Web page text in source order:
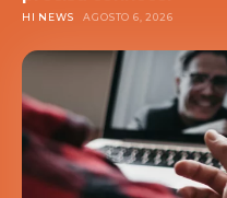
HI NEWS AGOSTO 6, 2026